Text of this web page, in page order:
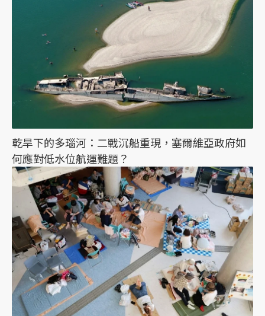
乾旱下的多瑙河：二戰沉船重現，塞爾維亞政府如
何應對低水位航運難題？